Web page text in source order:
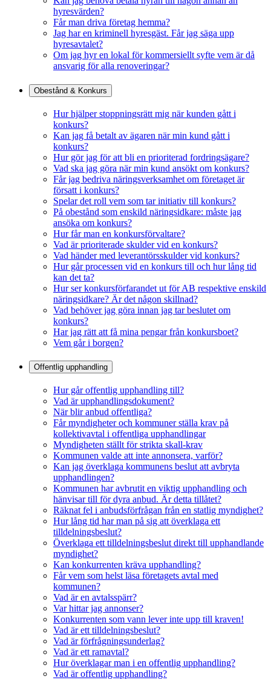
hyresvärden?
Får man driva företag hemma?
Jag har en kriminell hyresgäst. Får jag säga upp
hyresavtalet?
Om jag hyr en lokal för kommersiellt syfte vem är då
ansvarig för alla renoveringar?
Obestånd & Konkurs
Hur hjälper stoppningsrätt mig när kunden gått i
konkurs?
Kan jag få betalt av ägaren när min kund gått i
konkurs?
Hur gör jag för att bli en prioriterad fordringsägare?
Vad ska jag göra när min kund ansökt om konkurs?
Får jag bedriva näringsverksamhet om företaget är
försatt i konkurs?
Spelar det roll vem som tar initiativ till konkurs?
På obestånd som enskild näringsidkare: måste jag
ansöka om konkurs?
Hur får man en konkursförvaltare?
Vad är prioriterade skulder vid en konkurs?
Vad händer med leverantörsskulder vid konkurs?
Hur går processen vid en konkurs till och hur lång tid
kan det ta?
Hur ser konkursförfarandet ut för AB respektive enskild
näringsidkare? Är det någon skillnad?
Vad behöver jag göra innan jag tar beslutet om
konkurs?
Har jag rätt att få mina pengar från konkursboet?
Vem går i borgen?
Offentlig upphandling
Hur går offentlig upphandling till?
Vad är upphandlingsdokument?
När blir anbud offentliga?
Får myndigheter och kommuner ställa krav på
kollektivavtal i offentliga upphandlingar
Myndigheten ställt för strikta skall-krav
Kommunen valde att inte annonsera, varför?
Kan jag överklaga kommunens beslut att avbryta
upphandlingen?
Kommunen har avbrutit en viktig upphandling och
hänvisar till för dyra anbud. Är detta tillåtet?
Räknat fel i anbudsförfrågan från en statlig myndighet?
Hur lång tid har man på sig att överklaga ett
tilldelningsbeslut?
Överklaga ett tilldelningsbeslut direkt till upphandlande
myndighet?
Kan konkurrenten kräva upphandling?
Får vem som helst läsa företagets avtal med
kommunen?
Vad är en avtalsspärr?
Var hittar jag annonser?
Konkurrenten som vann lever inte upp till kraven!
Vad är ett tilldelningsbeslut?
Vad är förfrågningsunderlag?
Vad är ett ramavtal?
Hur överklagar man i en offentlig upphandling?
Vad är offentlig upphandling?